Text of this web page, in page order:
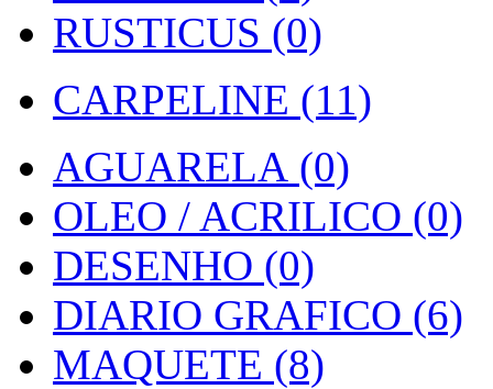
RUSTICUS (0)
CARPELINE (11)
AGUARELA (0)
OLEO / ACRILICO (0)
DESENHO (0)
DIARIO GRAFICO (6)
MAQUETE (8)